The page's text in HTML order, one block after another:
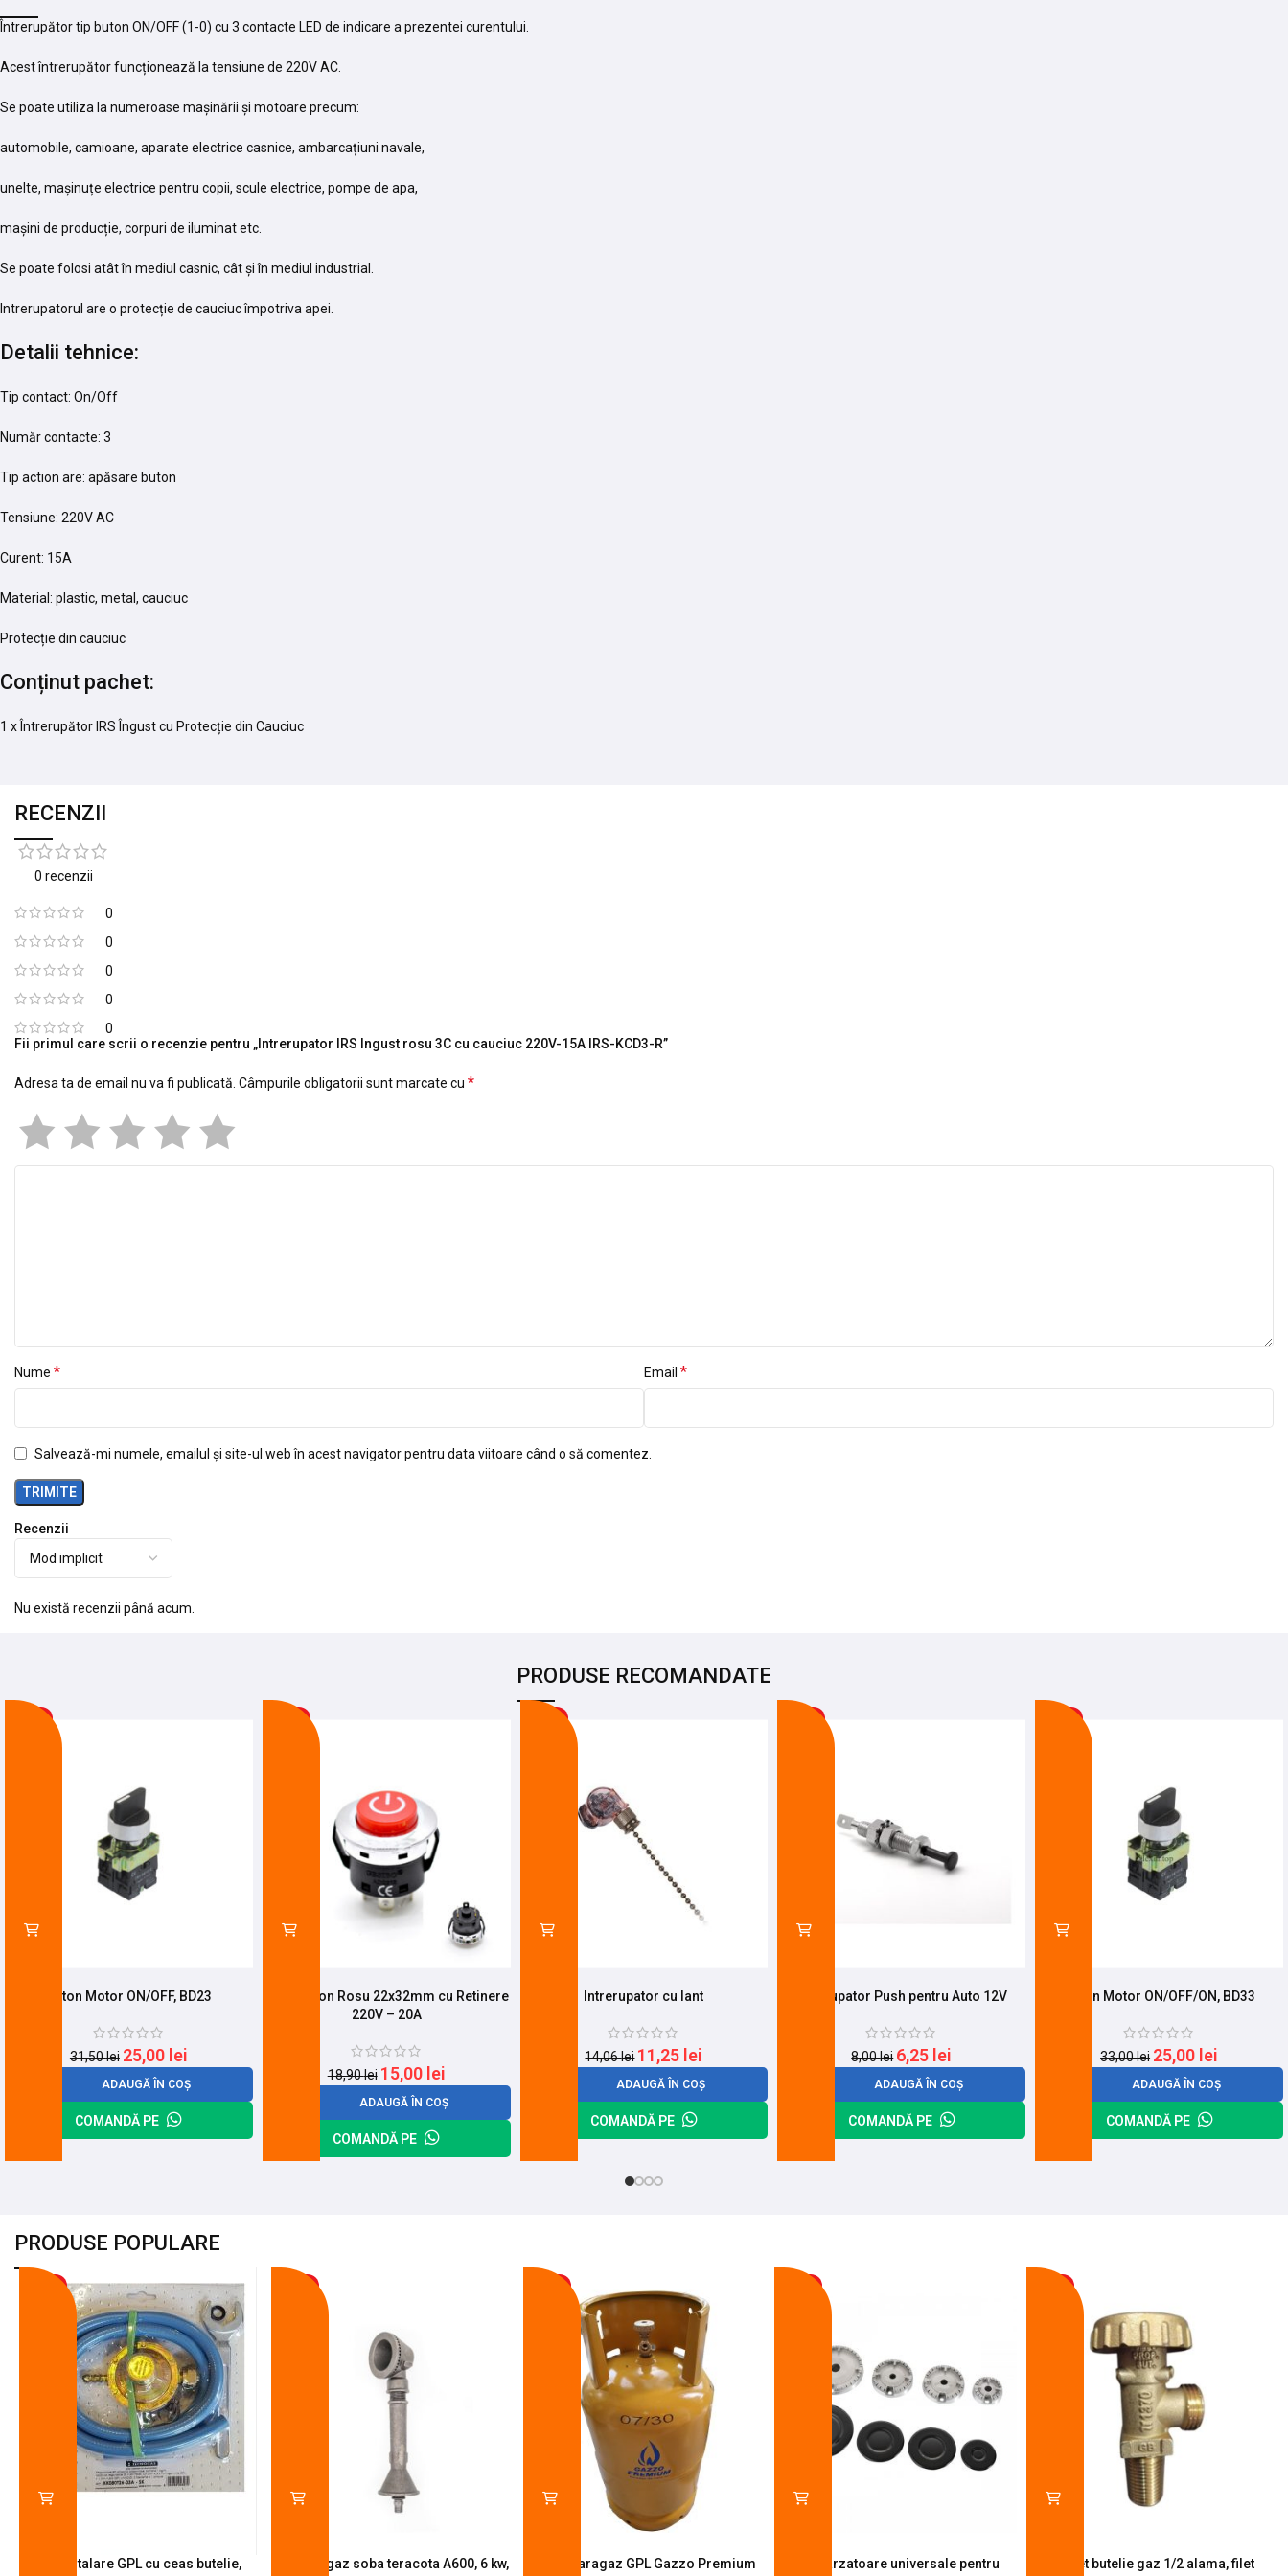
Întrerupător tip buton ON/OFF (1-0) cu 3 contacte LED de indicare a prezentei curentului.
Acest întrerupător funcționează la tensiune de 220V AC.
Se poate utiliza la numeroase mașinării și motoare precum:
automobile, camioane, aparate electrice casnice, ambarcațiuni navale,
unelte, mașinuțe electrice pentru copii, scule electrice, pompe de apa,
mașini de producție, corpuri de iluminat etc.
Se poate folosi atât în mediul casnic, cât și în mediul industrial.
Intrerupatorul are o protecție de cauciuc împotriva apei.
Detalii tehnice:
Tip contact: On/Off
Număr contacte: 3
Tip action are: apăsare buton
Tensiune: 220V AC
Curent: 15A
Material: plastic, metal, cauciuc
Protecție din cauciuc
Conținut pachet:
1 x Întrerupător IRS Îngust cu Protecție din Cauciuc
RECENZII
0 recenzii
0
0
0
0
0
Recenzii
Nu există recenzii până acum.
Fii primul care scrii o recenzie pentru „Intrerupator IRS Ingust rosu 3C cu cauciuc 220V-15A IRS-KCD3-R”
Adresa ta de email nu va fi publicată. Câmpurile obligatorii sunt marcate cu *
Nume * Email *
Salvează-mi numele, emailul și site-ul web în acest navigator pentru data viitoare când o să comentez.
PRODUSE RECOMANDATE
Buton Motor ON/OFF, BD23
31,50lei 25,00 lei
ADAUGĂ ÎN COȘ
COMANDĂ PE
Push Buton Rosu 22x32mm cu Retinere
220V – 20A
18,90lei 15,00 lei
ADAUGĂ ÎN COȘ
COMANDĂ PE
Intrerupator cu lant
14,06lei 11,25 lei
ADAUGĂ ÎN COȘ
COMANDĂ PE
Intrerupator Push pentru Auto 12V
8,00lei 6,25 lei
ADAUGĂ ÎN COȘ
COMANDĂ PE
Buton Motor ON/OFF/ON, BD33
33,00lei 25,00 lei
ADAUGĂ ÎN COȘ
COMANDĂ PE
PRODUSE POPULARE
Kit instalare GPL cu ceas butelie,
Arzator gaz soba teracota A600, 6 kw,
Butelie aragaz GPL Gazzo Premium
Set 4 arzatoare universale pentru
Robinet butelie gaz 1/2 alama, filet